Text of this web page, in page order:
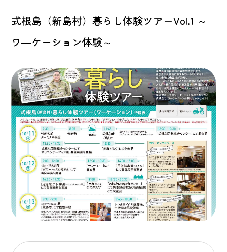
式根島（新島村）暮らし体験ツアーVol.1 ～
ワ―ケーション体験～